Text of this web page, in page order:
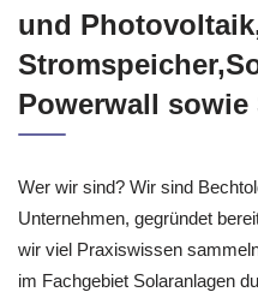
und
Powerwall sowie
Wer wir sind? Wir sind
Unternehmen, gegründet
wir viel Praxiswissen
im Fachgebiet Solaranlagen